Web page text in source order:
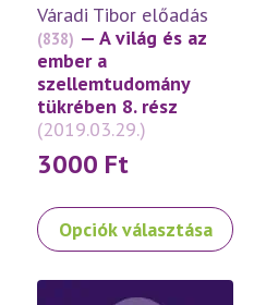
termékoldalon
választhatók
ki
Váradi Tibor előadás
(838) — A világ és az
ember a
szellemtudomány
tükrében 8. rész
(2019.03.29.)
3000 Ft
Opciók választása
Ennek
a